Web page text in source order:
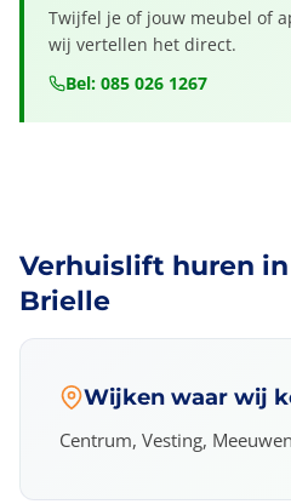
Twijfel je of jouw meubel of
wij vertellen het direct.
Bel: 085 026 1267
Verhuislift huren
Brielle
Wijken waar wij
Centrum, Vesting,